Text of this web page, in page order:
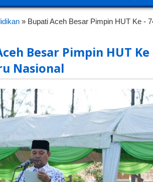
» Bupati Aceh Besar Pimpin HUT Ke -
Besar Pimpin HUT Ke
Nasional